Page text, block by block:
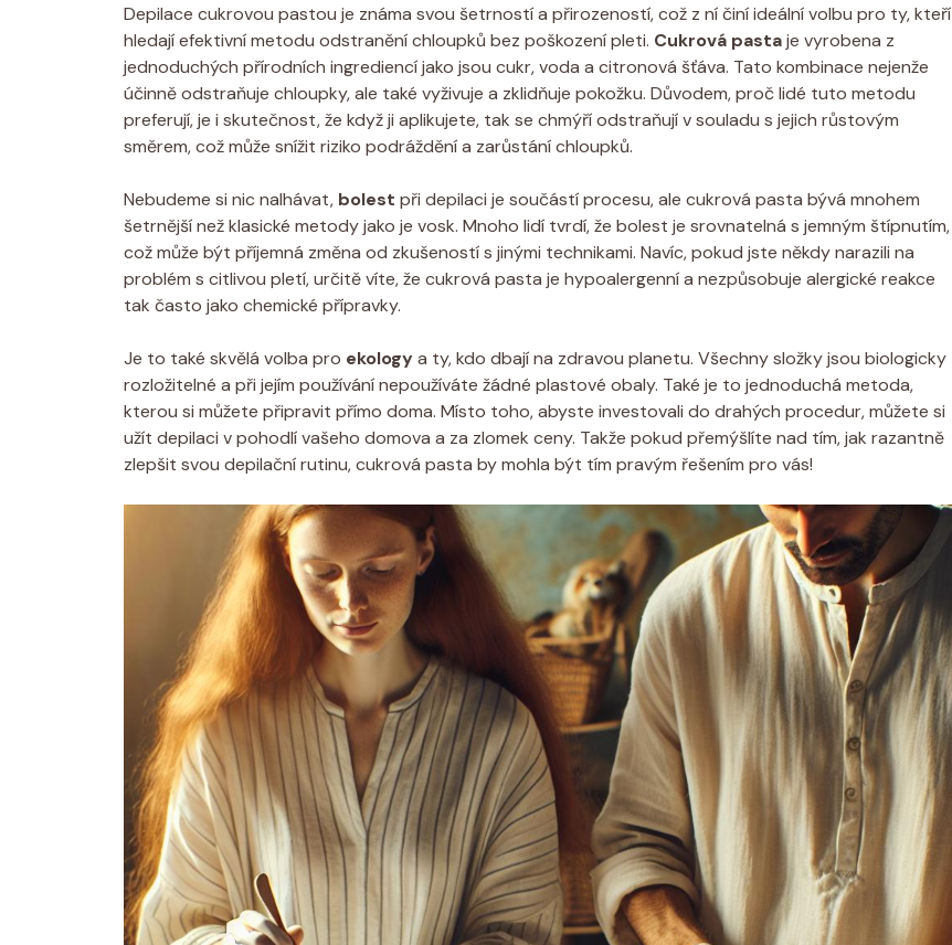
Depilace cukrovou pastou je známa svou šetrností a přirozeností, což z ní činí ideální volbu pro ty, kteří
hledají efektivní metodu odstranění chloupků bez poškození pleti. Cukrová pastaje vyrobena z
jednoduchých přírodních ingrediencí jako jsou cukr, voda a citronová šťáva. Tato kombinace nejenže
účinně odstraňuje chloupky, ale také vyživuje a zklidňuje pokožku. Důvodem, proč lidé tuto metodu
preferují, je i skutečnost, že když ji aplikujete, tak se chmýří odstraňují v souladu s jejich růstovým
směrem, což může snížit riziko podráždění a zarůstání chloupků.
Nebudeme si nic nalhávat, bolest při depilaci je součástí procesu, ale cukrová pasta bývá mnohem
šetrnější než klasické metody jako je vosk. Mnoho lidí tvrdí, že bolest je srovnatelná s jemným štípnutím,
což může být příjemná změna od zkušeností s jinými technikami. Navíc, pokud jste někdy narazili na
problém s citlivou pletí, určitě víte, že cukrová pasta je hypoalergenní a nezpůsobuje alergické reakce
tak často jako chemické přípravky.
Je to také skvělá volba pro ekologya ty, kdo dbají na zdravou planetu. Všechny složky jsou biologicky
rozložitelné a při jejím používání nepoužíváte žádné plastové obaly. Také je to jednoduchá metoda,
kterou si můžete připravit přímo doma. Místo toho, abyste investovali do drahých procedur, můžete si
užít depilaci v pohodlí vašeho domova a za zlomek ceny. Takže pokud přemýšlíte nad tím, jak razantně
zlepšit svou depilační rutinu, cukrová pasta by mohla být tím pravým řešením pro vás!